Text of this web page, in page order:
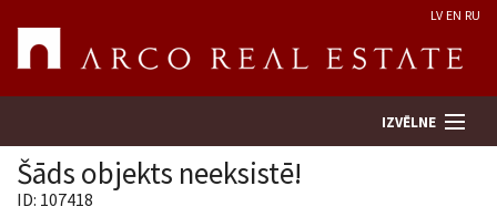
LV EN RU
IZVĒLNE
Šāds objekts neeksistē!
ID: 107418